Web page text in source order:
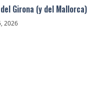
Girona (y del Mallorca)
2026